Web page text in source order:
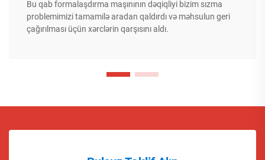
Bu qab formalaşdırma maşınının dəqiqliyi bizim sızma
problemimizi tamamilə aradan qaldırdı və məhsulun geri
çağırılması üçün xərclərin qarşısını aldı.